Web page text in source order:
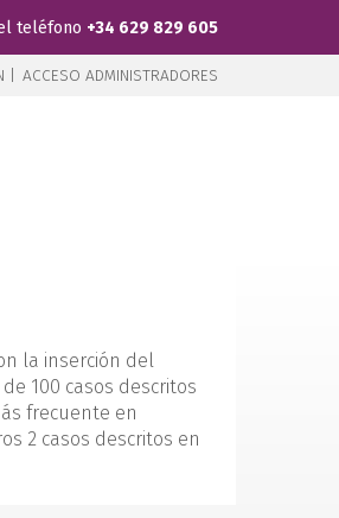
teléfono +34 629 829 605
ACCESO ADMINISTRADORES
la inserción del
100 casos descritos
frecuente en
2 casos descritos en